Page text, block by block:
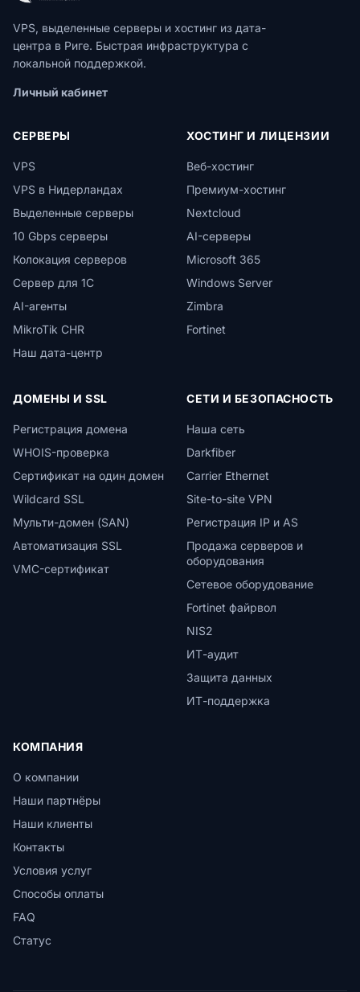
VPS, выделенные серверы и хостинг из дата-
центра в Риге. Быстрая инфраструктура с
локальной поддержкой.
Личный кабинет
СЕРВЕРЫ
VPS
VPS в Нидерландах
Выделенные серверы
10 Gbps серверы
Колокация серверов
Сервер для 1С
AI-агенты
MikroTik CHR
Наш дата-центр
ХОСТИНГ И ЛИЦЕНЗИИ
Веб-хостинг
Премиум-хостинг
Nextcloud
AI-серверы
Microsoft 365
Windows Server
Zimbra
Fortinet
ДОМЕНЫ И SSL
Регистрация домена
WHOIS-проверка
Сертификат на один домен
Wildcard SSL
Мульти-домен (SAN)
Автоматизация SSL
VMC-сертификат
СЕТИ И БЕЗОПАСНОСТЬ
Наша сеть
Darkfiber
Carrier Ethernet
Site-to-site VPN
Регистрация IP и AS
Продажа серверов и
оборудования
Сетевое оборудование
Fortinet файрвол
NIS2
ИТ-аудит
Защита данных
ИТ-поддержка
КОМПАНИЯ
О компании
Наши партнёры
Наши клиенты
Контакты
Условия услуг
Способы оплаты
FAQ
Статус